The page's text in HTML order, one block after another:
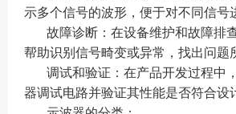
示多个信号的波形，便于对不同信号
故障诊断：在设备维护和故障排
帮助识别信号畸变或异常，找出问题
调试和验证：在产品开发过程中
器调试电路并验证其性能是否符合设